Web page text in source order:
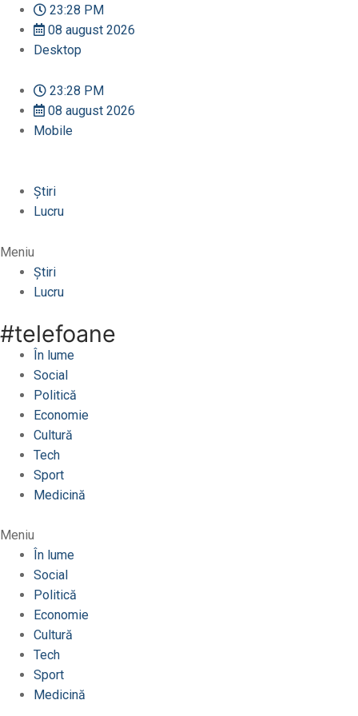
Sari
conținut
23:28 PM
08 august 2026
Desktop
23:28 PM
08 august 2026
Mobile
Știri
Lucru
Meniu
Știri
Lucru
#telefoane
În lume
Social
Politică
Economie
Cultură
Tech
Sport
Medicină
Meniu
În lume
Social
Politică
Economie
Cultură
Tech
Sport
Medicină